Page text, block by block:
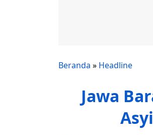
Beranda » Headline
Jawa